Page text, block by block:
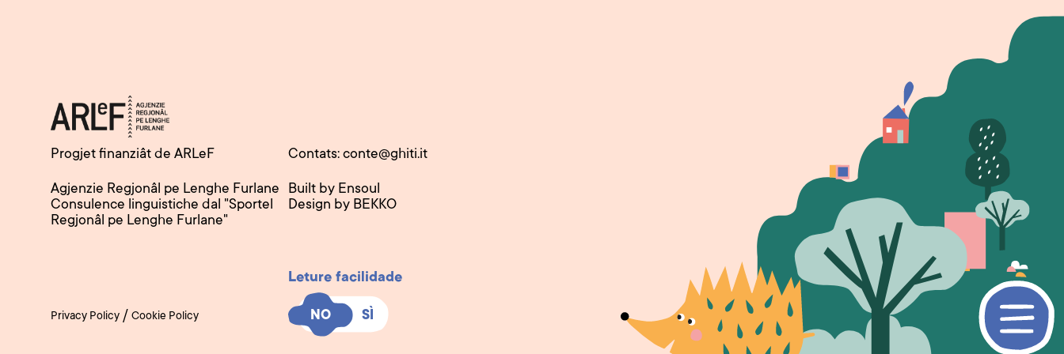
Progjet finanziât de ARLeF
Agjenzie Regjonâl pe Lenghe Furlane
Consulence linguistiche dal "Sportel
Regjonâl pe Lenghe Furlane"
Privacy Policy / Cookie Policy
Contats: conte@ghiti.it
Built by Ensoul
Design by BEKKO
Leture facilidade
NO SÌ
NO SÌ